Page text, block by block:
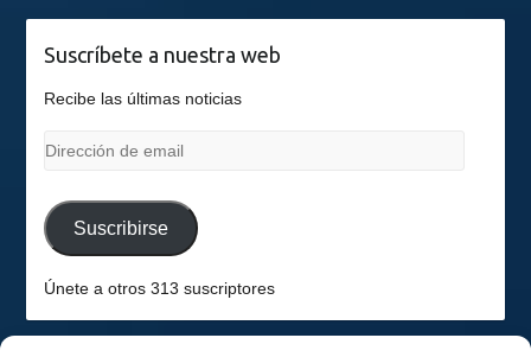
Suscríbete a nuestra web
Recibe las últimas noticias
Dirección
email
Suscribirse
Únete a otros 313 suscriptores